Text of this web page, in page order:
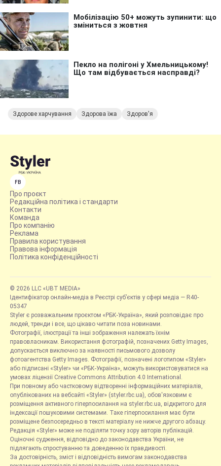
Здорове харчування Здорова їжа Здоров'я
FB
Про проєкт
Редакційна політика і стандарти
Контакти
Команда
Про компанію
Реклама
Правила користування
Правова інформація
Політика конфіденційності
© 2026 LLC «UBT MEDIA»
Ідентифікатор онлайн-медіа в Реєстрі суб’єктів у сфері медіа — R40-
05347
Styler є розважальним проєктом «РБК-Україна», який розповідає про
людей, тренди і все, що цікаво читати поза новинами.
Фотографії, ілюстрації та інші зображення належать їхнім
правовласникам. Використання фотографій, позначених Getty Images,
допускається виключно за наявності письмового дозволу
фотоагентства Getty Images. Фотографії, позначені логотипом «Styler»
або підписані «Styler» чи «РБК-Україна», можуть використовуватися на
умовах ліцензії Creative Commons Attribution 4.0 International.
При повному або частковому відтворенні інформаційних матеріалів,
опублікованих на вебсайті «Styler» (styler.rbc.ua), обов'язковим є
розміщення активного гіперпосилання на styler.rbc.ua, відкритого для
індексації пошуковими системами. Таке гіперпосилання має бути
розміщене безпосередньо в тексті матеріалу не нижче другого абзацу.
Редакція «Styler» може не поділяти точку зору авторів публікацій.
Оціночні судження, відповідно до законодавства України, не
підлягають спростуванню та доведенню їх правдивості.
За достовірність, зміст і відповідність вимогам законодавства